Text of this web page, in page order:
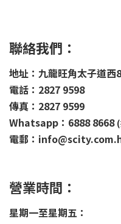
聯絡我們：
地址：九龍旺角太子道西
電話：2827 9598
傳真：2827 9599
Whatsapp：6888 8668
電郵：
營業時間：
星期一至星期五：